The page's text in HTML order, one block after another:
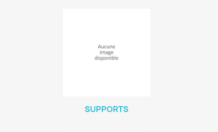
SUPPORTS